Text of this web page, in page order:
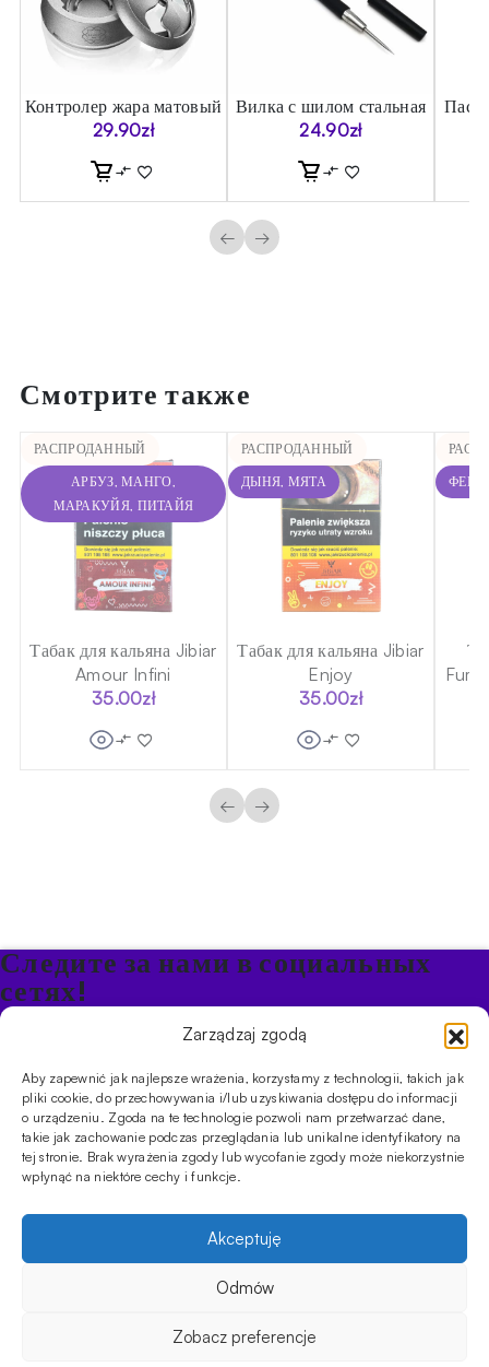
Zarządzaj zgodą
Aby zapewnić jak najlepsze wrażenia, korzystamy z technologii, takich jak
pliki cookie, do przechowywania i/lub uzyskiwania dostępu do informacji
o urządzeniu. Zgoda na te technologie pozwoli nam przetwarzać dane,
takie jak zachowanie podczas przeglądania lub unikalne identyfikatory na
tej stronie. Brak wyrażenia zgody lub wycofanie zgody może niekorzystnie
wpłynąć na niektóre cechy i funkcje.
Akceptuję
Odmów
Zobacz preferencje
Контролер жара матовый
29.90zł
Вилка с шилом стальная
24.90zł
← →
Смотрите также
РАСПРОДАННЫЙ
АРБУЗ, МАНГО,
МАРАКУЙЯ, ПИТАЙЯ
Табак для кальяна Jibiar
Amour Infini
35.00zł
РАСПРОДАННЫЙ
ДЫНЯ, МЯТА
Табак для кальяна Jibiar
Enjoy
35.00zł
← →
Следите за нами в социальных
сетях!
Будьте в курсе акций и новостей в Кальяне
ПРОДУКТЫ
КальяныЧашиУгли и розжигПродукты безникотиновые
ИНФОРМАЦИЯ
АКЦИИFAQФирмыПравила работы магазина
УСЛУГИ
Оптовое предложение Магазин Обучения
CYBUCH - SHISHA SKLEP
кальяна, и с помощью наших гидов вы сможете устроить
восхитительную сессию, которая порадует ваших друзей. Мы